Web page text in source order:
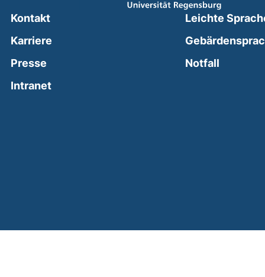
Kontakt
Karriere
Presse
Intranet(external link, opens in a new window)
Leichte
Notfall